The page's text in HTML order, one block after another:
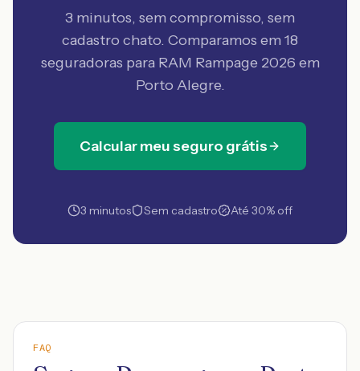
3 minutos, sem compromisso, sem
cadastro chato. Comparamos em 18
seguradoras para RAM Rampage 2026 em
Porto Alegre.
Calcular meu seguro grátis
3 minutos Sem cadastro Até 30% off
FAQ